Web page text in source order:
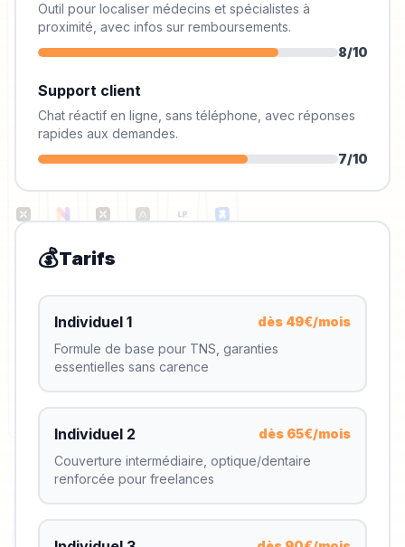
Outil pour localiser médecins et spécialistes à
proximité, avec infos sur remboursements.
8/10
Support client
Chat réactif en ligne, sans téléphone, avec réponses
rapides aux demandes.
7/10
💰Tarifs
Individuel 1
dès 49€/mois
Formule de base pour TNS, garanties
essentielles sans carence
Individuel 2
dès 65€/mois
Couverture intermédiaire, optique/dentaire
renforcée pour freelances